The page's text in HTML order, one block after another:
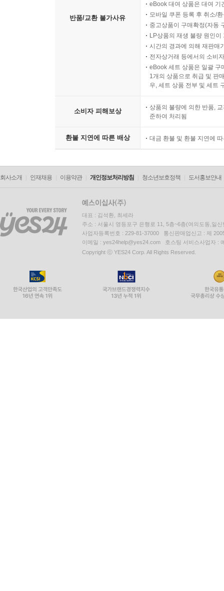
반품/교환 불가사유
eBook 대여 상품은 대여 기
모바일 쿠폰 등록 후 취소/
중고상품이 구매확정(자동
LP상품의 재생 불량 원인
시간의 경과에 의해 재판매
전자상거래 등에서의 소비
eBook 세트 상품은 일괄 구
1개의 상품으로 취급 및 판
우, 세트 상품 전부 및 세트
소비자 피해보상
상품의 불량에 의한 반품,
준하여 처리됨
환불 지연에 따른 배상 대금 환불 및 환불 지연에
회사소개 인재채용 이용약관 개인정보처리방침 청소년보호정책 도서홍보안내
대표 : 김석환, 최세라
주소 : 서울시 영등포구 은행로 11, 5층~6층(여의도동,일신
사업자등록번호 : 229-81-37000 통신판매업신고 : 제
이메일 : yes24help@yes24.com 호스팅 서비스사업자 :
Copyright ⓒ YES24 Corp. All Rights Reserved.